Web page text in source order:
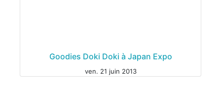
Goodies Doki Doki à Japan Expo
ven. 21 juin 2013